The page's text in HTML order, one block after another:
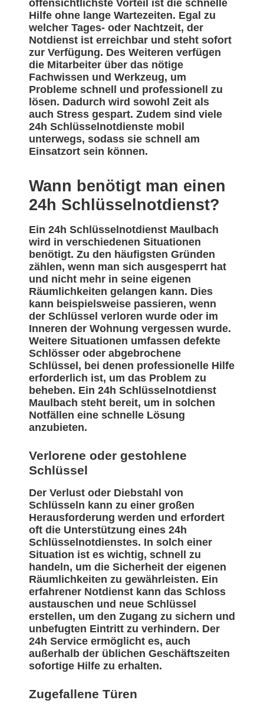
offensichtlichste Vorteil ist die schnelle
Hilfe ohne lange Wartezeiten. Egal zu
welcher Tages- oder Nachtzeit, der
Notdienst ist erreichbar und steht sofort
zur Verfügung. Des Weiteren verfügen
die Mitarbeiter über das nötige
Fachwissen und Werkzeug, um
Probleme schnell und professionell zu
lösen. Dadurch wird sowohl Zeit als
auch Stress gespart. Zudem sind viele
24h Schlüsselnotdienste mobil
unterwegs, sodass sie schnell am
Einsatzort sein können.
Wann benötigt man einen
24h Schlüsselnotdienst?
Ein 24h Schlüsselnotdienst Maulbach
wird in verschiedenen Situationen
benötigt. Zu den häufigsten Gründen
zählen, wenn man sich ausgesperrt hat
und nicht mehr in seine eigenen
Räumlichkeiten gelangen kann. Dies
kann beispielsweise passieren, wenn
der Schlüssel verloren wurde oder im
Inneren der Wohnung vergessen wurde.
Weitere Situationen umfassen defekte
Schlösser oder abgebrochene
Schlüssel, bei denen professionelle Hilfe
erforderlich ist, um das Problem zu
beheben. Ein 24h Schlüsselnotdienst
Maulbach steht bereit, um in solchen
Notfällen eine schnelle Lösung
anzubieten.
Verlorene oder gestohlene
Schlüssel
Der Verlust oder Diebstahl von
Schlüsseln kann zu einer großen
Herausforderung werden und erfordert
oft die Unterstützung eines 24h
Schlüsselnotdienstes. In solch einer
Situation ist es wichtig, schnell zu
handeln, um die Sicherheit der eigenen
Räumlichkeiten zu gewährleisten. Ein
erfahrener Notdienst kann das Schloss
austauschen und neue Schlüssel
erstellen, um den Zugang zu sichern und
unbefugten Eintritt zu verhindern. Der
24h Service ermöglicht es, auch
außerhalb der üblichen Geschäftszeiten
sofortige Hilfe zu erhalten.
Zugefallene Türen